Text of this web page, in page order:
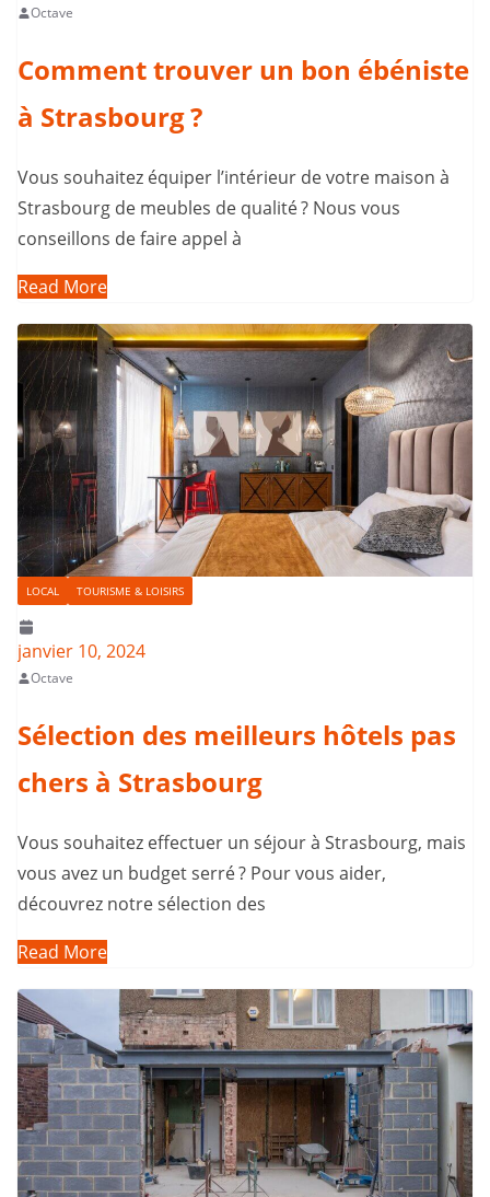
Octave
Comment trouver un bon ébéniste
à Strasbourg ?
Vous souhaitez équiper l’intérieur de votre maison à
Strasbourg de meubles de qualité ? Nous vous
conseillons de faire appel à
Read More
LOCAL TOURISME & LOISIRS
janvier 10, 2024
Octave
Sélection des meilleurs hôtels pas
chers à Strasbourg
Vous souhaitez effectuer un séjour à Strasbourg, mais
vous avez un budget serré ? Pour vous aider,
découvrez notre sélection des
Read More